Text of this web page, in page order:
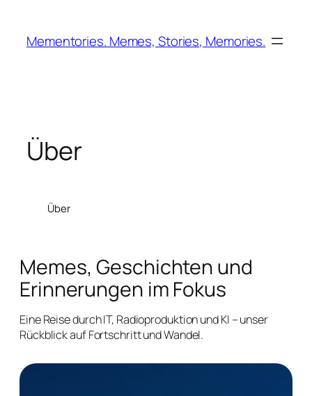
springen
Mementories. Memes, Stories, Memories.
Über
Über
Memes, Geschichten und
Erinnerungen im Fokus
Eine Reise durch IT, Radioproduktion und KI – unser
Rückblick auf Fortschritt und Wandel.